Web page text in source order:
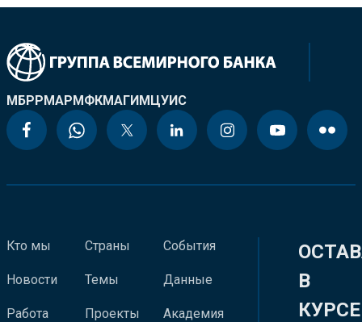
МБРРМАРМФКМАГИМЦУИС
Кто мы
Новости
Работа
Страны
Темы
Проекты
События
Данные
Академия
В
КУРСЕ